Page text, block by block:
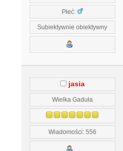
Płeć:
Subiektywnie obiektywny
jasia
Wielka Gaduła
Wiadomości: 556